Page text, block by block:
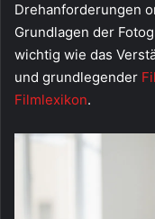
Drehanforderungen
Grundlagen der
wichtig wie das
und grundlegender
Filmlexikon.